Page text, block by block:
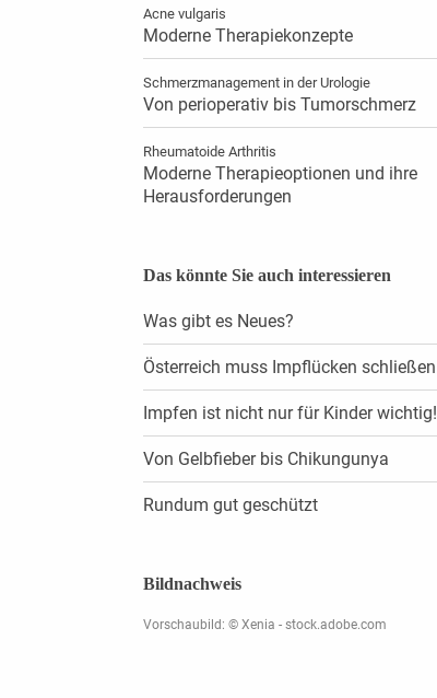
Acne vulgaris
Moderne Therapiekonzepte
Schmerzmanagement in der Urologie
Von perioperativ bis Tumorschmerz
Rheumatoide Arthritis
Moderne Therapieoptionen und ihre
Herausforderungen
Das könnte Sie auch interessieren
Was gibt es Neues?
Österreich muss Impflücken schließen
Impfen ist nicht nur für Kinder wichtig!
Von Gelbfieber bis Chikungunya
Rundum gut geschützt
Bildnachweis
Vorschaubild: © Xenia - stock.adobe.com